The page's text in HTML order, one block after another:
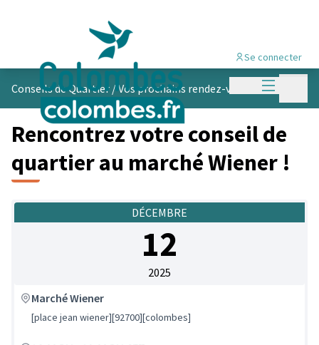
Menu
Se connecter
Conseils de Quartier /Vos prochains rendez-vous
Rencontrez votre conseil de
quartier au marché Wiener !
DÉCEMBRE
12
2025
Marché Wiener
[place jean wiener][92700][colombes]